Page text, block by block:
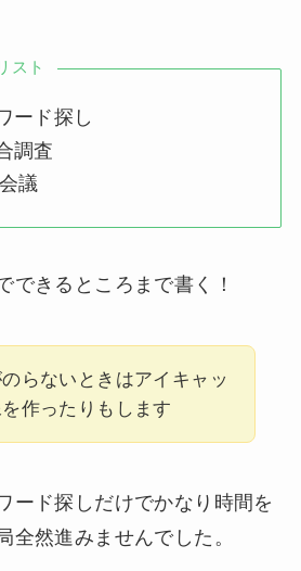
スト
ード探し
調査
議
できるところまで書く！
らないときはアイキャッ
作ったりもします
ード探しだけでかなり時間を
全然進みませんでした。